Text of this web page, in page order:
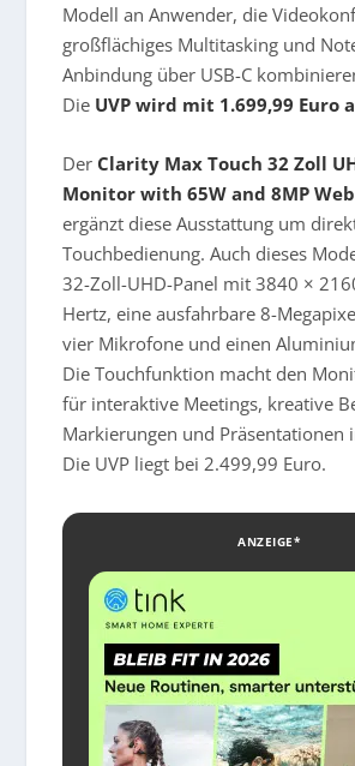
Modell an Anwender, die
großflächiges Multitasking und
Anbindung über USB-C
Die UVP wird mit 1.699,99 Euro
Der Clarity Max Touch 32 Zoll
Monitor with 65W and 8MP
ergänzt diese Ausstattung um
Touchbedienung. Auch dieses
32-Zoll-UHD-Panel mit 3840 ×
Hertz, eine ausfahrbare 8-
vier Mikrofone und einen
Die Touchfunktion macht den
für interaktive Meetings, kreative
Markierungen und Präsentationen
Die UVP liegt bei 2.499,99 Euro.
ANZEIGE*